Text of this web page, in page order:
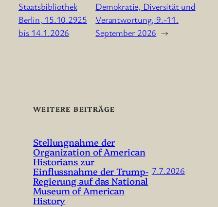
Staatsbibliothek
Berlin, 15.10.2925
bis 14.1.2026
Demokratie, Diversität und
Verantwortung, 9.-11.
September 2026 →
WEITERE BEITRÄGE
Stellungnahme der
Organization of American
Historians zur
Einflussnahme der Trump-
Regierung auf das National
Museum of American
History
7.7.2026